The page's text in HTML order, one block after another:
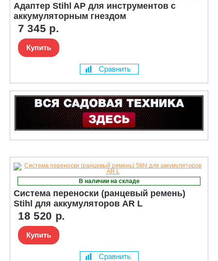
Адаптер Stihl AP для инструментов с
аккумуляторным гнездом
7 345 р.
Купить
Сравнить
В наличии на складе
Система переноски (ранцевый ремень)
Stihl для аккумуляторов AR L
18 520 р.
Купить
Сравнить